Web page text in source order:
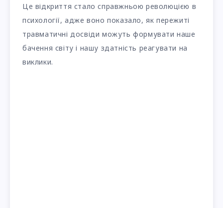
Це відкриття стало справжньою революцією в
психології, адже воно показало, як пережиті
травматичні досвіди можуть формувати наше
бачення світу і нашу здатність реагувати на
виклики.